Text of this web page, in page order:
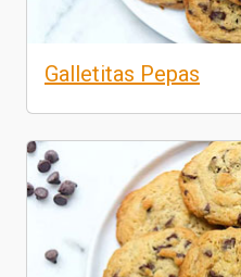
Galletitas Pepas